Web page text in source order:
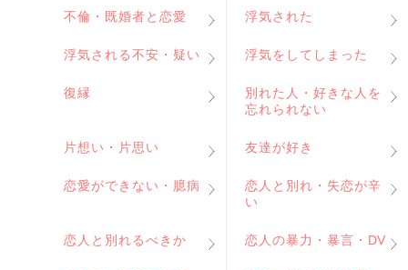
不倫・既婚者と恋愛 浮気された
浮気される不安・疑い 浮気をしてしまった
復縁
別れた人・好きな人を
忘れられない
片想い・片思い 友達が好き
恋愛ができない・臆病
恋人と別れ・失恋が辛
い
恋人と別れるべきか 恋人の暴力・暴言・DV